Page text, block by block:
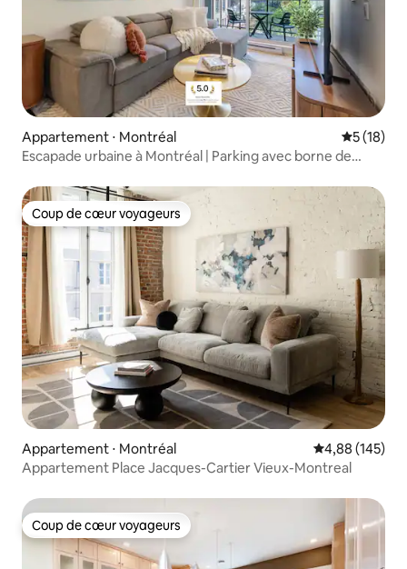
Appartement ⋅ Montréal
5 (18)
Escapade urbaine à Montréal | Parking avec borne de
Coup de cœur voyageurs
Coup de cœur voyageurs
Appartement ⋅ Montréal Évaluation
4,88 (145)
Appartement Place Jacques-Cartier Vieux-Montreal
Coup de cœur voyageurs
Coup de cœur voyageurs